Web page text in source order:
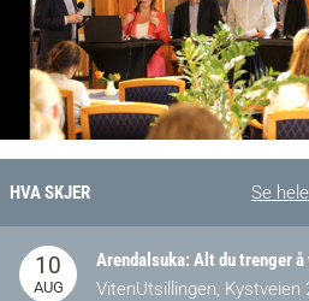
Twitter
LinkedIn
HVA SKJER Se
10
AUG
VitenUtsillingen, Kystveien